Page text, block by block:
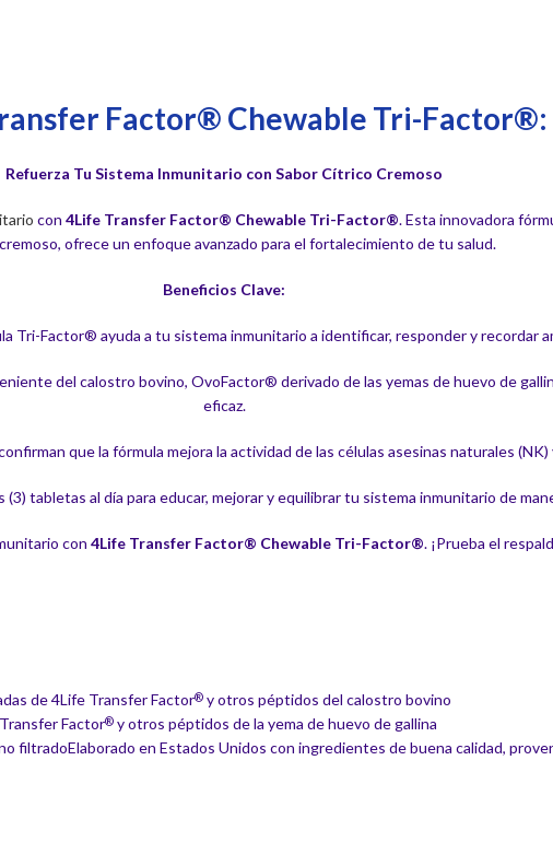
Factor® Chewable Tri-Factor®:
Refuerza Tu Sistema Inmunitario con Sabor Cítrico Cremoso
con 4Life Transfer Factor® Chewable Tri-Factor®. Esta innovadora
ofrece un enfoque avanzado para el fortalecimiento de tu salud.
Beneficios Clave:
Tri-Factor® ayuda a tu sistema inmunitario a identificar, responder y recordar
del calostro bovino, OvoFactor® derivado de las yemas de huevo de
eficaz.
que la fórmula mejora la actividad de las células asesinas naturales
(3) tabletas al día para educar, mejorar y equilibrar tu sistema inmunitario de
con 4Life Transfer Factor® Chewable Tri-Factor®. ¡Prueba el
de 4Life Transfer Factor® y otros péptidos del calostro bovino
Factor® y otros péptidos de la yema de huevo de gallina
filtradoElaborado en Estados Unidos con ingredientes de buena calidad,